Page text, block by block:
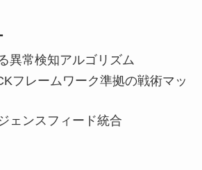
異常検知アルゴリズム
フレームワーク準拠の戦術マッ
ェンスフィード統合